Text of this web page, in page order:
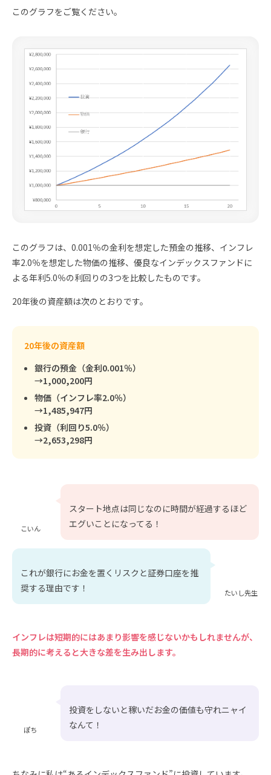
このグラフをご覧ください。
このグラフは、0.001％の金利を想定した預金の推移、インフレ
率2.0％を想定した物価の推移、優良なインデックスファンドに
よる年利5.0％の利回りの3つを比較したものです。
20年後の資産額は次のとおりです。
20年後の資産額
銀行の預金（金利0.001％）
→1,000,200円
物価（インフレ率2.0％）
→1,485,947円
投資（利回り5.0％）
→2,653,298円
こいん
スタート地点は同じなのに時間が経過するほど
エグいことになってる！
たいし先生
これが銀行にお金を置くリスクと証券口座を推
奨する理由です！
インフレは短期的にはあまり影響を感じないかもしれませんが、
長期的に考えると大きな差を生み出します。
ぽち
投資をしないと稼いだお金の価値も守れニャイ
なんて！